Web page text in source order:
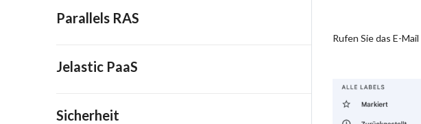
Parallels RAS
Jelastic PaaS
Sicherheit
Rufen Sie das E-